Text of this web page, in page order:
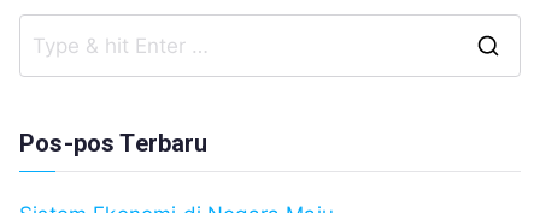
Pos-pos Terbaru